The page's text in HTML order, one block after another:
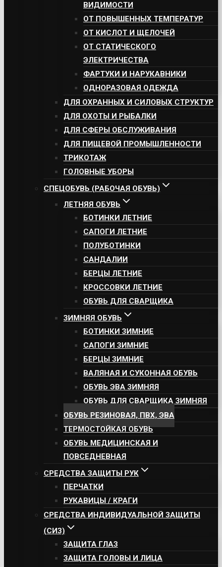
ВИДИМОСТИ
ОТ ПОВЫШЕННЫХ ТЕМПЕРАТУР
ОТ КИСЛОТ И ЩЕЛОЧЕЙ
ОТ СТАТИЧЕСКОГО
ЭЛЕКТРИЧЕСТВА
ФАРТУКИ И НАРУКАВНИКИ
ОДНОРАЗОВАЯ ОДЕЖДА
ДЛЯ ОХРАННЫХ И СИЛОВЫХ СТРУКТУР
ДЛЯ ОХОТЫ И РЫБАЛКИ
ДЛЯ СФЕРЫ ОБСЛУЖИВАНИЯ
ДЛЯ ПИЩЕВОЙ ПРОМЫШЛЕННОСТИ
ТРИКОТАЖ
ГОЛОВНЫЕ УБОРЫ
СПЕЦОБУВЬ (РАБОЧАЯ ОБУВЬ)
ЛЕТНЯЯ ОБУВЬ
БОТИНКИ ЛЕТНИЕ
САПОГИ ЛЕТНИЕ
ПОЛУБОТИНКИ
САНДАЛИИ
БЕРЦЫ ЛЕТНИЕ
КРОССОВКИ ЛЕТНИЕ
ОБУВЬ ДЛЯ СВАРЩИКА
ЗИМНЯЯ ОБУВЬ
БОТИНКИ ЗИМНИЕ
САПОГИ ЗИМНИЕ
БЕРЦЫ ЗИМНИЕ
ВАЛЯНАЯ И СУКОННАЯ ОБУВЬ
ОБУВЬ ЭВА ЗИМНЯЯ
ОБУВЬ ДЛЯ СВАРЩИКА ЗИМНЯЯ
ОБУВЬ РЕЗИНОВАЯ, ПВХ, ЭВА
ТЕРМОСТОЙКАЯ ОБУВЬ
ОБУВЬ МЕДИЦИНСКАЯ И
ПОВСЕДНЕВНАЯ
СРЕДСТВА ЗАЩИТЫ РУК
ПЕРЧАТКИ
РУКАВИЦЫ / КРАГИ
СРЕДСТВА ИНДИВИДУАЛЬНОЙ ЗАЩИТЫ
(СИЗ)
ЗАЩИТА ГЛАЗ
ЗАЩИТА ГОЛОВЫ И ЛИЦА